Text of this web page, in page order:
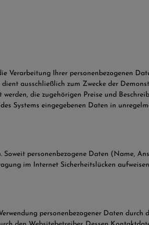
Ihrer personenbezogenen
ausschließlich zum Zwecke der
die zugehörigen Preise und
Systems eingegebenen Daten in
personenbezogene Daten (Name,
im Internet Sicherheitslücken
personenbezogener Daten